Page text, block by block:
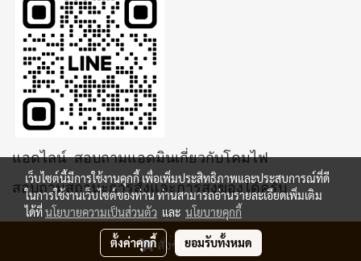
สั่งซื้อสินค้า
แอดไลน์ สอบถามแอดมินเกี่ยวกับโคมไฟ
สอบถามสถานะการสั่งและการส่งของได้ครับ
เว็บไซต์นี้มีการใช้งานคุกกี้ เพื่อเพิ่มประสิทธิภาพและประสบการณ์ที่ดี
ในการใช้งานเว็บไซต์ของท่าน ท่านสามารถอ่านรายละเอียดเพิ่มเติม
ได้ที่นโยบายความเป็นส่วนตัว และ นโยบายคุกกี้
ตั้งค่าคุกกี้ ยอมรับทั้งหมด